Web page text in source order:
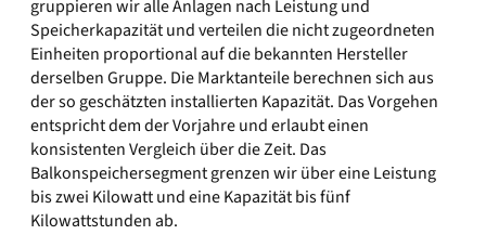
gruppieren wir alle Anlagen nach Leistung und
Speicherkapazität und verteilen die nicht zugeordneten
Einheiten proportional auf die bekannten Hersteller
derselben Gruppe. Die Marktanteile berechnen sich aus
der so geschätzten installierten Kapazität. Das Vorgehen
entspricht dem der Vorjahre und erlaubt einen
konsistenten Vergleich über die Zeit. Das
Balkonspeichersegment grenzen wir über eine Leistung
bis zwei Kilowatt und eine Kapazität bis fünf
Kilowattstunden ab.